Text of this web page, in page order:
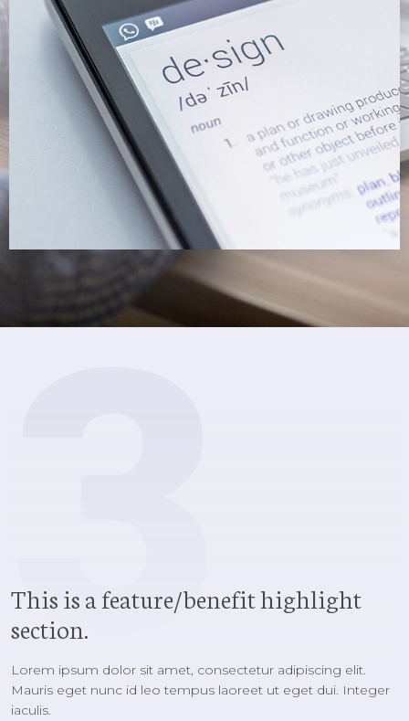
3
This is a feature/benefit highlight
section.
Lorem ipsum dolor sit amet, consectetur adipiscing elit.
Mauris eget nunc id leo tempus laoreet ut eget dui. Integer
iaculis.